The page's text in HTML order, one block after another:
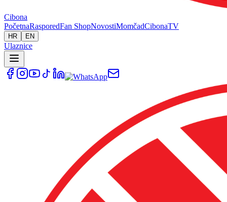
Cibona
PočetnaRasporedFan ShopNovostiMomčadCibonaTV
HR EN
Ulaznice